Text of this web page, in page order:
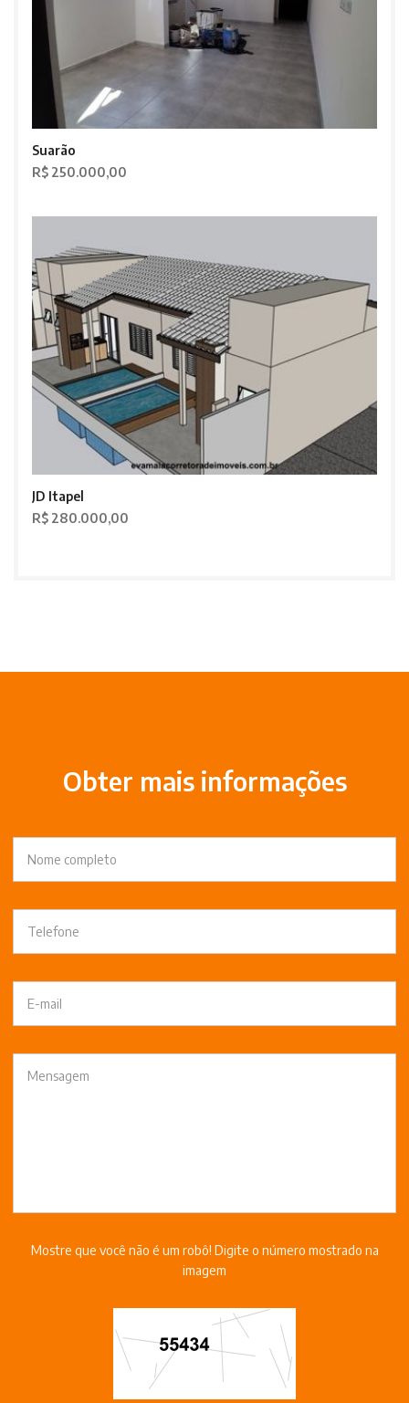
Suarão
R$ 250.000,00
JD Itapel
R$ 280.000,00
Obter mais informações
Mostre que você não é um robô! Digite o número mostrado na
imagem